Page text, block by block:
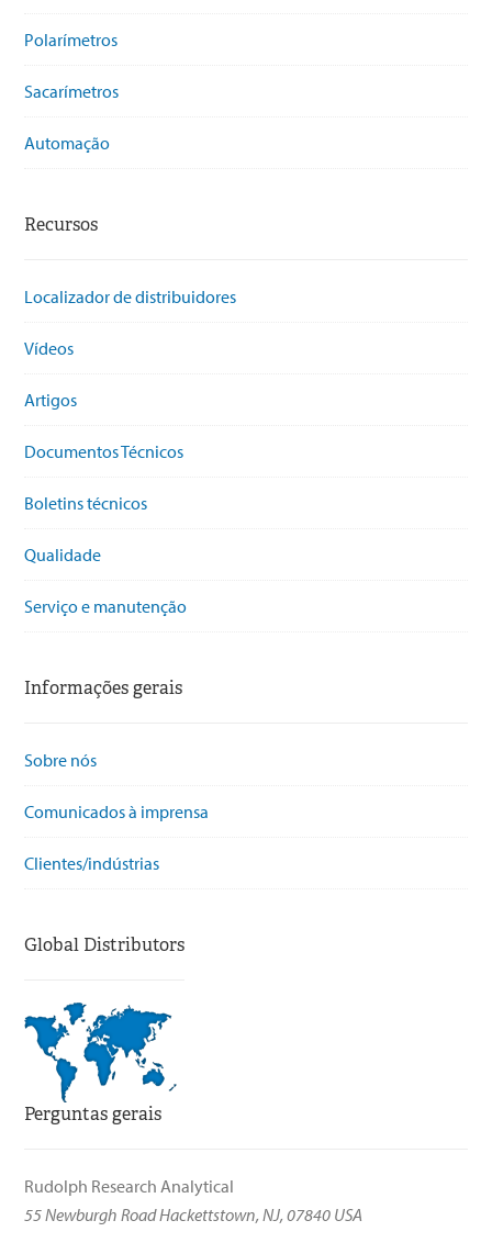
Polarímetros
Sacarímetros
Automação
Recursos
Localizador de distribuidores
Vídeos
Artigos
Documentos Técnicos
Boletins técnicos
Qualidade
Serviço e manutenção
Informações gerais
Sobre nós
Comunicados à imprensa
Clientes/indústrias
Global Distributors
Perguntas gerais
Rudolph Research Analytical
55 Newburgh Road Hackettstown, NJ, 07840 USA